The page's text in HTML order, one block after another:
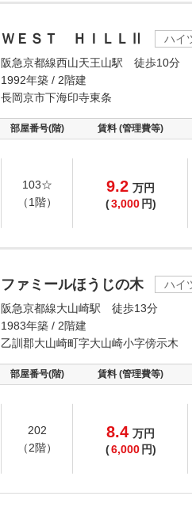
ＷＥＳＴ ＨＩＬＬⅡ
ハイ
阪急京都線西山天王山駅 徒歩10分
1992年築 / 2階建
長岡京市下海印寺東条
部屋番号(階) 賃料 (管理費等)
103☆
（1階）
9.2 万円
(3,000 円)
ファミールほうじの木
ハイ
阪急京都線大山崎駅 徒歩13分
1983年築 / 2階建
乙訓郡大山崎町字大山崎小字傍示木
部屋番号(階) 賃料 (管理費等)
202
（2階）
8.4 万円
(6,000 円)